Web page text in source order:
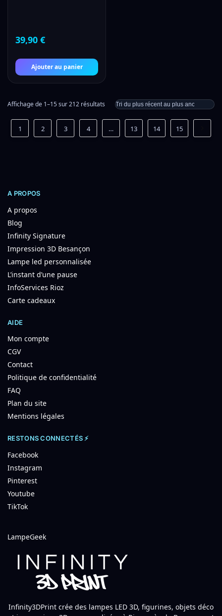
39,90 €
Ajouter au panier
Affichage de 1–15 sur 212 résultats
1 2 3 4 … 13 14 15
A PROPOS
A propos
Blog
Infinity Signature
Impression 3D Besançon
Lampe led personnalisée
L’instant d’une pause
InfoServices Rioz
Carte cadeaux
AIDE
Mon compte
CGV
Contact
Politique de confidentialité
FAQ
Plan du site
Mentions légales
RESTONS CONNECTÉS ⚡
Facebook
Instagram
Pinterest
Youtube
TikTok
LampeGeek
Infinity3DPrint crée des lampes LED 3D, figurines, objets déco